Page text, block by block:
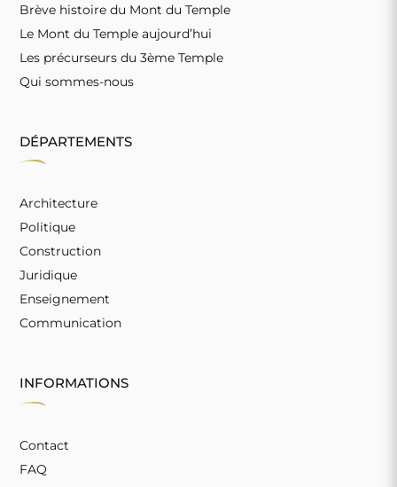
Brève histoire du Mont du Temple
Le Mont du Temple aujourd’hui
Les précurseurs du 3ème Temple
Qui sommes-nous
DÉPARTEMENTS
Architecture
Politique
Construction
Juridique
Enseignement
Communication
INFORMATIONS
Contact
FAQ